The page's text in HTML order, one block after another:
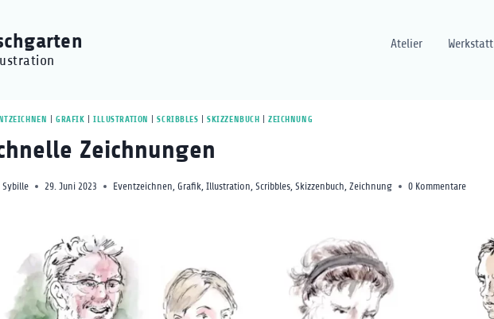
Atelier Werkstatt
GRAFIK |ILLUSTRATION |SCRIBBLES |SKIZZENBUCH |ZEICHNUNG
Zeichnungen
Sybille 29. Juni 2023 Eventzeichnen,Grafik,Illustration,Scribbles,Skizzenbuch,Zeichnung 0 Kommentare